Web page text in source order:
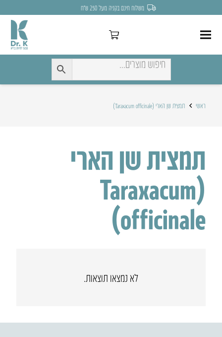
משלוח חינם בקניה מעל 250 ש״ח
ראשי תמצית שן הארי (Taraxacum officinale)
תמצית שן הארי
(Taraxacum
officinale)
לא נמצאו תוצאות.